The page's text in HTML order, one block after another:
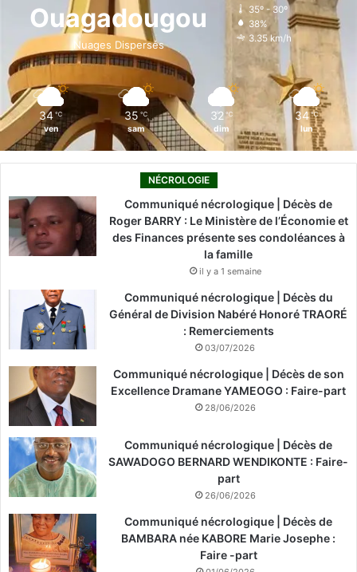
o
k
i
n
r
Ouagadougou
Nuages Dispersés
35º - 30º
38%
3.35 km/h
34 ℃
ven
35 ℃
sam
32 ℃
dim
34 ℃
lun
NÉCROLOGIE
Communiqué nécrologique | Décès de
Roger BARRY : Le Ministère de l’Économie et
des Finances présente ses condoléances à
la famille
il y a 1 semaine
Communiqué nécrologique | Décès du
Général de Division Nabéré Honoré TRAORÉ
: Remerciements
03/07/2026
Communiqué nécrologique | Décès de son
Excellence Dramane YAMEOGO : Faire-part
28/06/2026
Communiqué nécrologique | Décès de
SAWADOGO BERNARD WENDIKONTE : Faire-
part
26/06/2026
Communiqué nécrologique | Décès de
BAMBARA née KABORE Marie Josephe :
Faire -part